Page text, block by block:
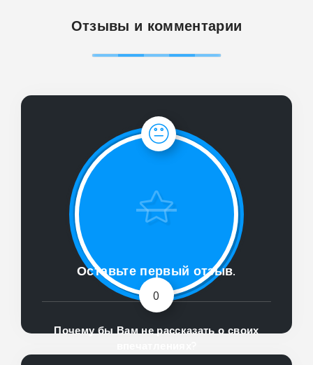
Отзывы и комментарии
0
Оставьте первый отзыв.
Почему бы Вам не рассказать о своих